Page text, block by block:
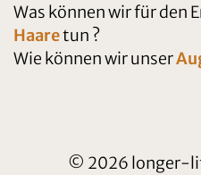
Was können wir für den
Haaretun ?
Wie können wir unser
© 2026 longer-